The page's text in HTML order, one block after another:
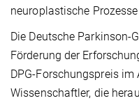
neuroplastische
Die Deutsche
Förderung der
DPG-Forschungspreis
Wissenschaftler, die